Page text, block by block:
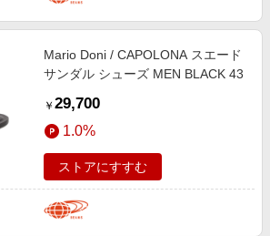
Mario Doni / CAPOLONA スエード
サンダル シューズ MEN BLACK 43
￥ 29,700
1.0%
ストアにすすむ